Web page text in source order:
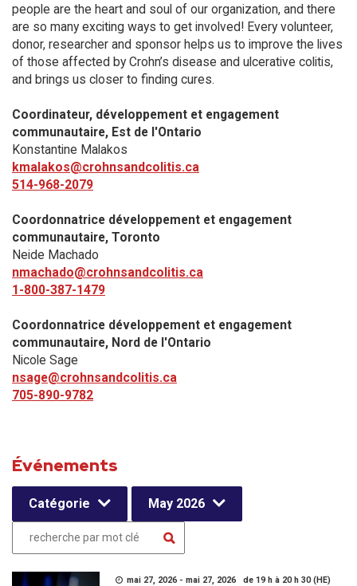
people are the heart and soul of our organization, and there
are so many exciting ways to get involved! Every volunteer,
donor, researcher and sponsor helps us to improve the lives
of those affected by Crohn’s disease and ulcerative colitis,
and brings us closer to finding cures.
Coordinateur, développement et engagement
communautaire​, Est de l'Ontario
Konstantine Malakos
kmalakos@crohnsandcolitis.ca
514-968-2079
Coordonnatrice développement et engagement
communautaire, Toronto
Neide Machado
nmachado@crohnsandcolitis.ca
1-800-387-1479
Coordonnatrice développement et engagement
communautaire, Nord de l'Ontario
Nicole Sage
nsage@crohnsandcolitis.ca
705-890-9782
Événements
Catégorie May 2026
mai 27, 2026 - mai 27, 2026 de 19 h à 20 h 30 (HE)